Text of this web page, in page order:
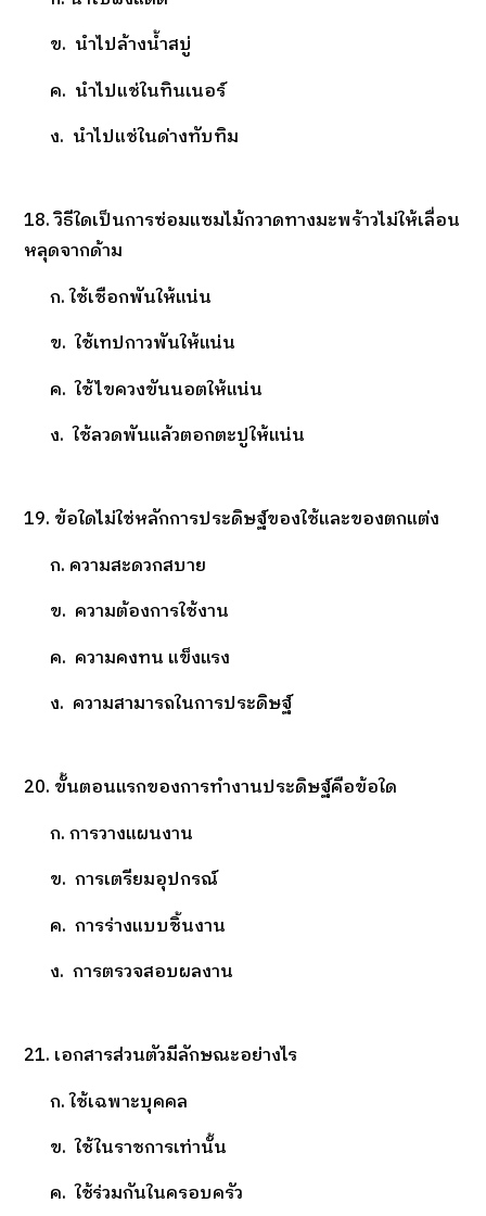
ข. นำไปล้างน้ำสบู่
ค. นำไปแช่ในทินเนอร์
ง. นำไปแช่ในด่างทับทิม
18. วิธีใดเป็นการซ่อมแซมไม้กวาดทางมะพร้าวไม่ให้เลื่อน
หลุดจากด้าม
ก. ใช้เชือกพันให้แน่น
ข. ใช้เทปกาวพันให้แน่น
ค. ใช้ไขควงขันนอตให้แน่น
ง. ใช้ลวดพันแล้วตอกตะปูให้แน่น
19. ข้อใดไม่ใช่หลักการประดิษฐ์ของใช้และของตกแต่ง
ก. ความสะดวกสบาย
ข. ความต้องการใช้งาน
ค. ความคงทน แข็งแรง
ง. ความสามารถในการประดิษฐ์
20. ขั้นตอนแรกของการทำงานประดิษฐ์คือข้อใด
ก. การวางแผนงาน
ข. การเตรียมอุปกรณ์
ค. การร่างแบบชิ้นงาน
ง. การตรวจสอบผลงาน
21. เอกสารส่วนตัวมีลักษณะอย่างไร
ก. ใช้เฉพาะบุคคล
ข. ใช้ในราชการเท่านั้น
ค. ใช้ร่วมกันในครอบครัว